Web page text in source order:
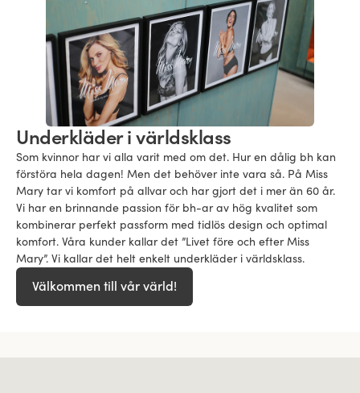
Underkläder i världsklass
Som kvinnor har vi alla varit med om det. Hur en dålig bh kan
förstöra hela dagen! Men det behöver inte vara så. På Miss
Mary tar vi komfort på allvar och har gjort det i mer än 60 år.
Vi har en brinnande passion för bh-ar av hög kvalitet som
kombinerar perfekt passform med tidlös design och optimal
komfort. Våra kunder kallar det ”Livet före och efter Miss
Mary”. Vi kallar det helt enkelt underkläder i världsklass.
Välkommen till vår värld!